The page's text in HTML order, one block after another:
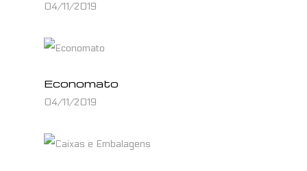
04/11/2019
Economato
04/11/2019